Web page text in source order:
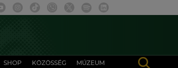
SHOP KÖZÖSSÉG MÚZEUM